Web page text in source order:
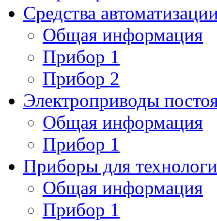
Средства
Общая информация
Прибор 1
Прибор 2
Электроприводы
Общая информация
Прибор 1
Приборы для
Общая информация
Прибор 1